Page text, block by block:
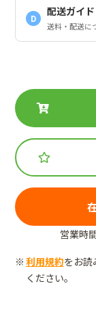
D
配送ガイド
送料・配送に
営業時
利用規約をお読
ください。